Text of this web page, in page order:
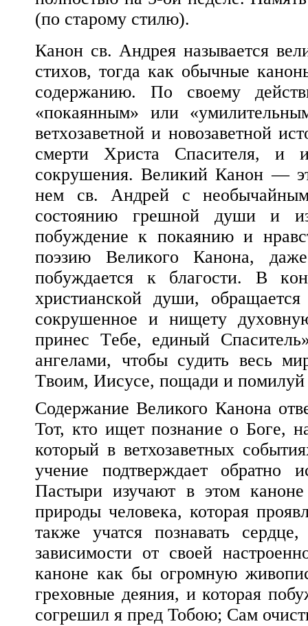
(по старому стилю).
Канон св. Андрея называется
стихов, тогда как обычные
содержанию. По своему
«покаянным» или
ветхозаветной и новозаветной
смерти Христа Спасителя, и
сокрушения. Великий Канон —
нем св. Андрей с
состоянию грешной души и
побуждение к покаянию и
поэзию Великого Канона,
побуждается к благости. В
христианской души,
сокрушенное и нищету
принес Тебе, единый
ангелами, чтобы судить весь
Твоим, Иисусе, пощади и помилуй
Содержание Великого Канона
Тот, кто ищет познание о Боге,
который в ветхозаветных
учение подтверждает обратно
Пастыри изучают в этом каноне
природы человека, которая
также учатся познавать
зависимости от своей
каноне как бы огромную
греховные деяния, и которая
согрешил я пред Тобою; Сам